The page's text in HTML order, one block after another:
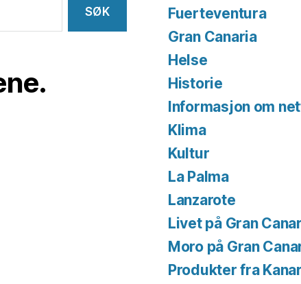
Fuerteventura
Gran Canaria
Helse
Historie
Informasjon om
Klima
Kultur
La Palma
Lanzarote
Livet på Gran
Moro på Gran
Produkter fra